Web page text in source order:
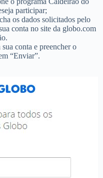
participar;
os dados solicitados pelo
conta no site da globo.com
conta e preencher o
“Enviar”.